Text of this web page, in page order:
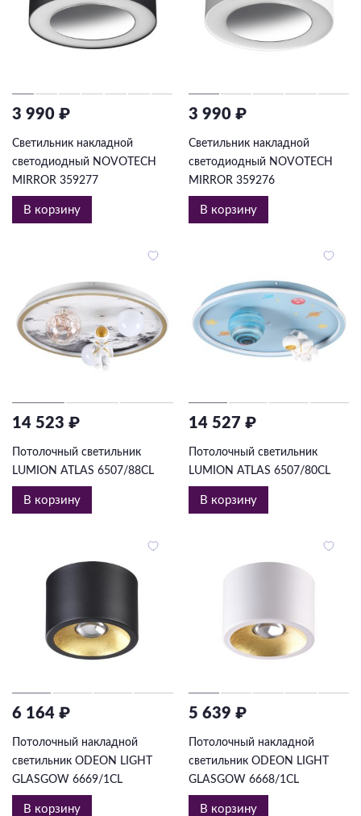
3 990 ₽
Светильник накладной
светодиодный NOVOTECH
MIRROR 359277
В корзину
3 990 ₽
Светильник накладной
светодиодный NOVOTECH
MIRROR 359276
В корзину
14 523 ₽
Потолочный светильник
LUMION ATLAS 6507/88CL
В корзину
14 527 ₽
Потолочный светильник
LUMION ATLAS 6507/80CL
В корзину
6 164 ₽
Потолочный накладной
светильник ODEON LIGHT
GLASGOW 6669/1CL
В корзину
5 639 ₽
Потолочный накладной
светильник ODEON LIGHT
GLASGOW 6668/1CL
В корзину